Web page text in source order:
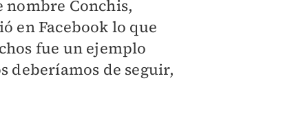
nombre Conchis,
en Facebook lo que
fue un ejemplo
deberíamos de seguir,